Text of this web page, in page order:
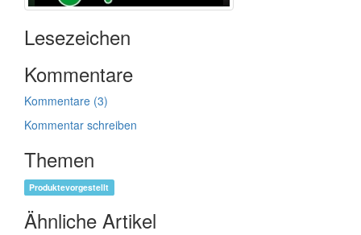
Lesezeichen
Kommentare
Kommentare (3)
Kommentar schreiben
Themen
Produktevorgestellt
Ähnliche Artikel